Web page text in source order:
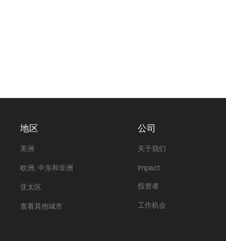
地区
美洲
欧洲, 中东和非洲
亚太区
查看其他城市
公司
关于我们
Impact
投资者
工作机会